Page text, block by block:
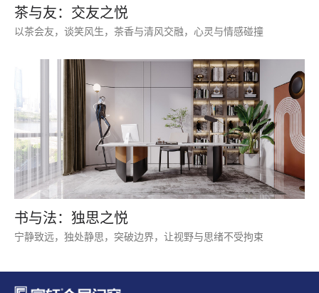
茶与友：交友之悦
以茶会友，谈笑风生，茶香与清风交融，心灵与情感碰撞
书与法：独思之悦
宁静致远，独处静思，突破边界，让视野与思绪不受拘束